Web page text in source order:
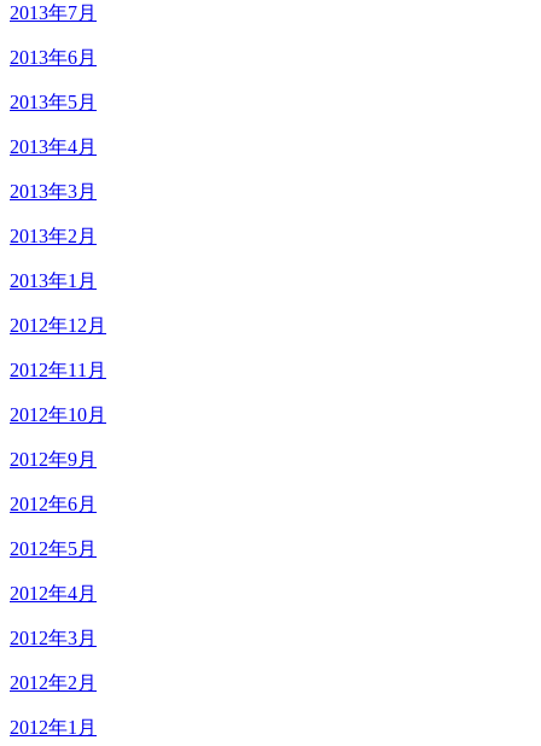
2013年7月
2013年6月
2013年5月
2013年4月
2013年3月
2013年2月
2013年1月
2012年12月
2012年11月
2012年10月
2012年9月
2012年6月
2012年5月
2012年4月
2012年3月
2012年2月
2012年1月